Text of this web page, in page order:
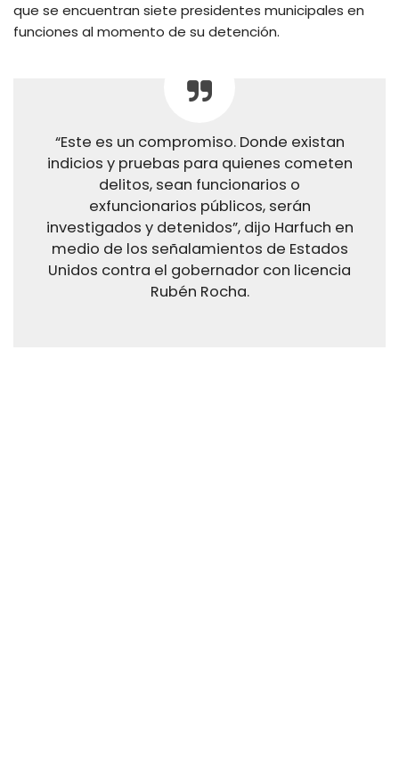
que se encuentran siete presidentes municipales en
funciones al momento de su detención.
“Este es un compromiso. Donde existan
indicios y pruebas para quienes cometen
delitos, sean funcionarios o
exfuncionarios públicos, serán
investigados y detenidos”, dijo Harfuch en
medio de los señalamientos de Estados
Unidos contra el gobernador con licencia
Rubén Rocha.